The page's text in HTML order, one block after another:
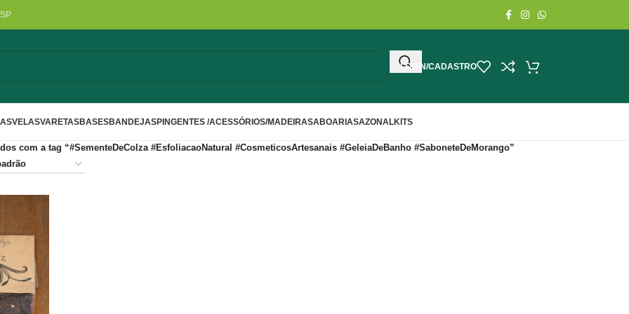
LOGIN/CADASTRO
VELASVARETASBASESBANDEJASPINGENTES /ACESSÓRIOS/MADEIRASABOARIASAZONALKITS
com a tag “#SementeDeColza #EsfoliacaoNatural #CosmeticosArtesanais #GeleiaDeBanho #SaboneteDeMorango”